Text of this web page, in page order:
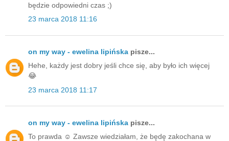
będzie odpowiedni czas ;)
23 marca 2018 11:16
on my way - ewelina lipińska pisze...
Hehe, każdy jest dobry jeśli chce się, aby było ich więcej
😂
23 marca 2018 11:17
on my way - ewelina lipińska pisze...
To prawda ☺️ Zawsze wiedziałam, że będę zakochana w